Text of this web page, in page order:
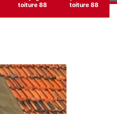
toiture 88
toiture 88